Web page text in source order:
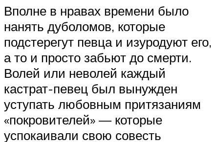
Вполне в нравах времени было
нанять дуболомов, которые
подстерегут певца и изуродуют его,
а то и просто забьют до смерти.
Волей или неволей каждый
кастрат-певец был вынужден
уступать любовным притязаниям
«покровителей» — которые
успокаивали свою совесть